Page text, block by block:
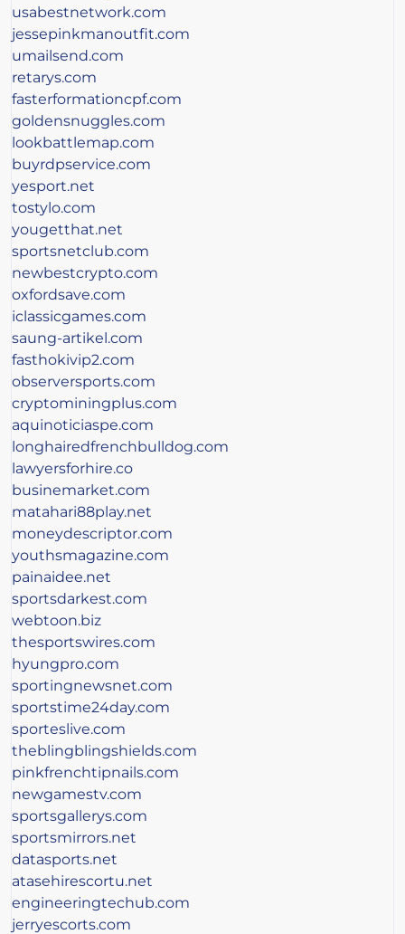
usabestnetwork.com
jessepinkmanoutfit.com
umailsend.com
retarys.com
fasterformationcpf.com
goldensnuggles.com
lookbattlemap.com
buyrdpservice.com
yesport.net
tostylo.com
yougetthat.net
sportsnetclub.com
newbestcrypto.com
oxfordsave.com
iclassicgames.com
saung-artikel.com
fasthokivip2.com
observersports.com
cryptominingplus.com
aquinoticiaspe.com
longhairedfrenchbulldog.com
lawyersforhire.co
businemarket.com
matahari88play.net
moneydescriptor.com
youthsmagazine.com
painaidee.net
sportsdarkest.com
webtoon.biz
thesportswires.com
hyungpro.com
sportingnewsnet.com
sportstime24day.com
sporteslive.com
theblingblingshields.com
pinkfrenchtipnails.com
newgamestv.com
sportsgallerys.com
sportsmirrors.net
datasports.net
atasehirescortu.net
engineeringtechub.com
jerryescorts.com